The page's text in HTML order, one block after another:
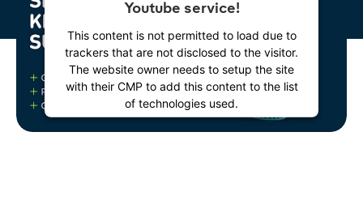
Youtube service!
This content is not permitted to load due to
trackers that are not disclosed to the visitor.
The website owner needs to setup the site
with their CMP to add this content to the list
of technologies used.
Powered byUsercentrics Consent